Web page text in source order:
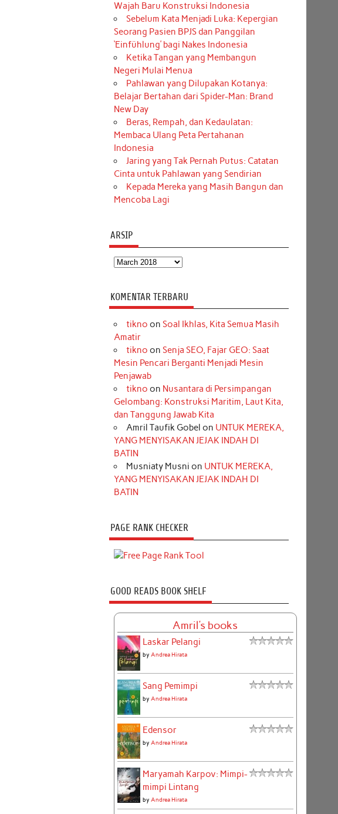
Wajah Baru Konstruksi Indonesia
Sebelum Kata Menjadi Luka: Kepergian
Seorang Pasien BPJS dan Panggilan
‘Einfühlung’ bagi Nakes Indonesia
Ketika Tangan yang Membangun
Negeri Mulai Menua
Pahlawan yang Dilupakan Kotanya:
Belajar Bertahan dari Spider-Man: Brand
New Day
Beras, Rempah, dan Kedaulatan:
Membaca Ulang Peta Pertahanan
Indonesia
Jaring yang Tak Pernah Putus: Catatan
Cinta untuk Pahlawan yang Sendirian
Kepada Mereka yang Masih Bangun dan
Mencoba Lagi
ARSIP
Arsip
KOMENTAR TERBARU
tikno on Soal Ikhlas, Kita Semua Masih
Amatir
tikno on Senja SEO, Fajar GEO: Saat
Mesin Pencari Berganti Menjadi Mesin
Penjawab
tikno on Nusantara di Persimpangan
Gelombang: Konstruksi Maritim, Laut Kita,
dan Tanggung Jawab Kita
Amril Taufik Gobel on UNTUK MEREKA,
YANG MENYISAKAN JEJAK INDAH DI
BATIN
Musniaty Musni on UNTUK MEREKA,
YANG MENYISAKAN JEJAK INDAH DI
BATIN
PAGE RANK CHECKER
GOOD READS BOOK SHELF
Amril's books
Laskar Pelangi
by Andrea Hirata
Sang Pemimpi
by Andrea Hirata
Edensor
by Andrea Hirata
Maryamah Karpov: Mimpi-
mimpi Lintang
by Andrea Hirata